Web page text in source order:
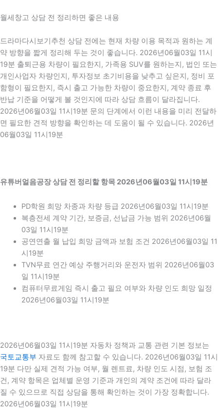
월세창고 상담 전 정리하면 좋은 내용
드라마다시보기추천 상담 전에는 현재 차량 이용 목적과 원하는 계
약 방향을 짧게 정리해 두는 것이 좋습니다. 2026년06월03일 11시
19분 출퇴근용 차량이 필요한지, 가족용 SUV를 원하는지, 법인 또는
개인사업자 차량인지, 투자정보 초기비용을 낮추고 싶은지, 정비 포
함형이 필요한지, 즉시 출고 가능한 차량이 중요한지, 계약 종료 후
반납 기준을 어떻게 볼 것인지에 따라 상담 흐름이 달라집니다.
2026년06월03일 11시19분 문의 단계에서 이런 내용을 미리 전달하
면 필요한 견적 방향을 확인하는 데 도움이 될 수 있습니다. 2026년
06월03일 11시19분
유튜버얼음공장 상담 전 정리할 항목 2026년06월03일 11시19분
PD학원 희망 차종과 차량 등급 2026년06월03일 11시19분
복층전세 계약 기간, 보증금, 선납금 가능 범위 2026년06월
03일 11시19분
공연연출 월 납입 희망 금액과 보험 조건 2026년06월03일 11
시19분
TVN무료 연간 예상 주행거리와 운전자 범위 2026년06월03
일 11시19분
컴퓨터무료게임 즉시 출고 필요 여부와 차량 인도 희망 일정
2026년06월03일 11시19분
2026년06월03일 11시19분 자동차 정책과 교통 관련 기본 정보는
국토교통부 자료도 함께 참고할 수 있습니다. 2026년06월03일 11시
19분 다만 실제 견적 가능 여부, 월 렌트료, 차량 인도 시점, 보험 조
건, 계약 항목은 업체별 운영 기준과 개인의 계약 조건에 따라 달라
질 수 있으므로 직접 상담을 통해 확인하는 것이 가장 정확합니다.
2026년06월03일 11시19분